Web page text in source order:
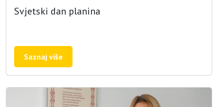
Svjetski dan planina
Saznaj više